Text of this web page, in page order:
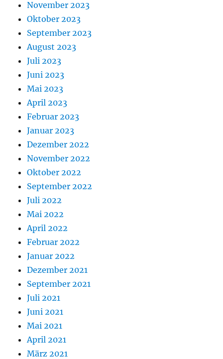
November 2023
Oktober 2023
September 2023
August 2023
Juli 2023
Juni 2023
Mai 2023
April 2023
Februar 2023
Januar 2023
Dezember 2022
November 2022
Oktober 2022
September 2022
Juli 2022
Mai 2022
April 2022
Februar 2022
Januar 2022
Dezember 2021
September 2021
Juli 2021
Juni 2021
Mai 2021
April 2021
März 2021